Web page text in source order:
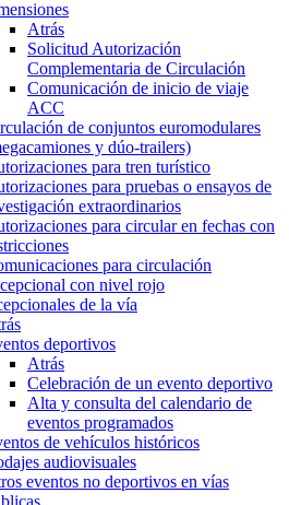
Atrás
Solicitud Autorización
Complementaria de Circulación
Comunicación de inicio de viaje
ACC
de conjuntos euromodulares
y dúo-trailers)
para tren turístico
para pruebas o ensayos de
extraordinarios
para circular en fechas con
para circulación
con nivel rojo
de la vía
deportivos
Atrás
Celebración de un evento deportivo
Alta y consulta del calendario de
eventos programados
de vehículos históricos
audiovisuales
eventos no deportivos en vías